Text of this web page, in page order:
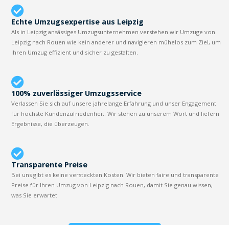
Echte Umzugsexpertise aus Leipzig
Als in Leipzig ansässiges Umzugsunternehmen verstehen wir Umzüge von
Leipzig nach Rouen wie kein anderer und navigieren mühelos zum Ziel, um
Ihren Umzug effizient und sicher zu gestalten.
100% zuverlässiger Umzugsservice
Verlassen Sie sich auf unsere jahrelange Erfahrung und unser Engagement
für höchste Kundenzufriedenheit. Wir stehen zu unserem Wort und liefern
Ergebnisse, die überzeugen.
Transparente Preise
Bei uns gibt es keine versteckten Kosten. Wir bieten faire und transparente
Preise für Ihren Umzug von Leipzig nach Rouen, damit Sie genau wissen,
was Sie erwartet.